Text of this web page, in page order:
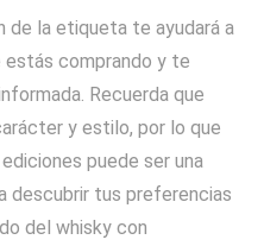
de la etiqueta te ayudará a
estás comprando y te
Recuerda que
y estilo, por lo que
puede ser una
descubrir tus preferencias
del whisky con